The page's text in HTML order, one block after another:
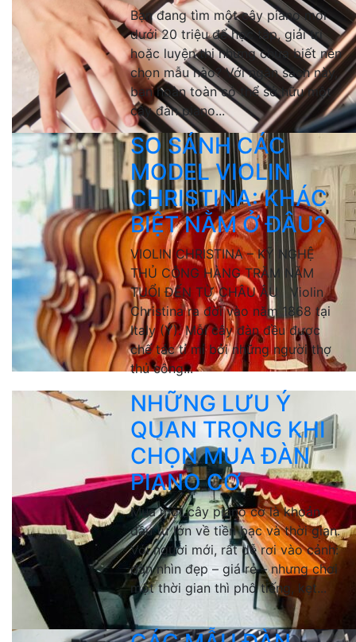
Bạn đang tìm một cây piano mới
dưới 20 triệu để học tập, giải trí
hoặc luyện thi nhưng chưa biết nên
chọn mẫu nào? Với ngân sách này,
bạn hoàn toàn có thể sở hữu một
cây đàn piano...
SO SÁNH CÁC
MODEL VIOLIN
CHRISTINA: KHÁC
BIỆT NẰM Ở ĐÂU?
VIOLIN CHRISTINA – KỸ NGHỆ
THỦ CÔNG HÀNG TRĂM NĂM
TUỔI ĐẾN TỪ CHÂU ÂU Violin
Christina ra đời vào năm 1868 tại
Italy (Ý). Mỗi cây đàn đều được
chế tác tỉ mỉ bởi những người thợ
thủ công...
NHỮNG LƯU Ý
QUAN TRỌNG KHI
CHỌN MUA ĐÀN
PIANO CƠ
Mua một cây piano cơ là khoản
đầu tư lớn về tiền bạc và thời gian.
Với người mới, rất dễ rơi vào cảnh:
đàn nhìn đẹp – giá rẻ – nhưng chơi
một thời gian thì phô tiếng, kẹt...